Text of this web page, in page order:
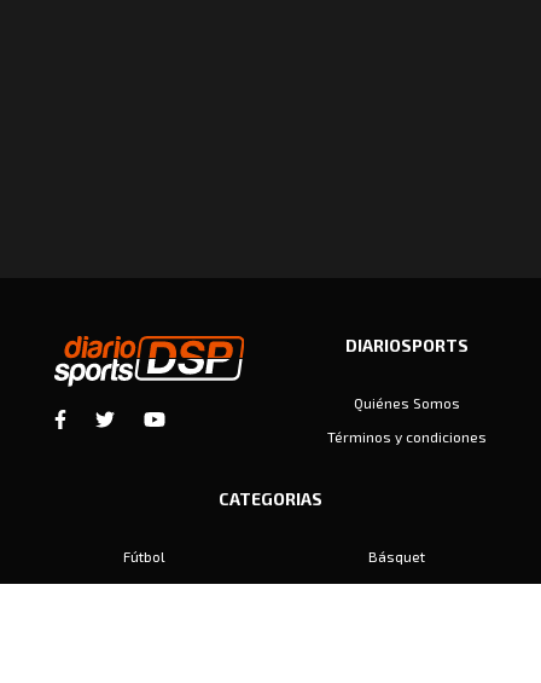
DIARIOSPORTS
Quiénes Somos
Términos y condiciones
CATEGORIAS
Fútbol
Básquet